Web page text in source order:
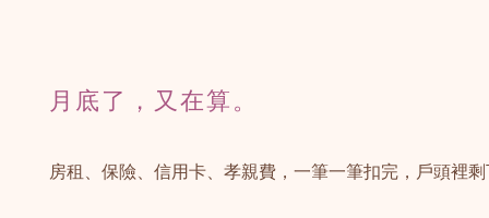
月底了，又在算。
房租、保險、信用卡、孝親費，一筆一筆扣完，戶頭裡